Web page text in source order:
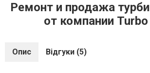
Ремонт и продажа
от компании
Опис Відгуки (5)